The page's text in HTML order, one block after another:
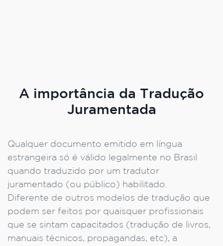
A importância da Tradução
Juramentada
Qualquer documento emitido em língua
estrangeira só é válido legalmente no Brasil
quando traduzido por um tradutor
juramentado (ou público) habilitado.
Diferente de outros modelos de tradução que
podem ser feitos por quaisquer profissionais
que se sintam capacitados (tradução de livros,
manuais técnicos, propagandas, etc), a